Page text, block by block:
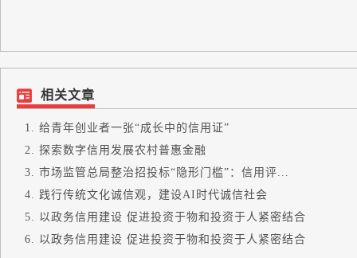
相关文章
给青年创业者一张“成长中的信用证”
探索数字信用发展农村普惠金融
市场监管总局整治招投标“隐形门槛”：信用评...
践行传统文化诚信观，建设AI时代诚信社会
以政务信用建设 促进投资于物和投资于人紧密结合
以政务信用建设 促进投资于物和投资于人紧密结合